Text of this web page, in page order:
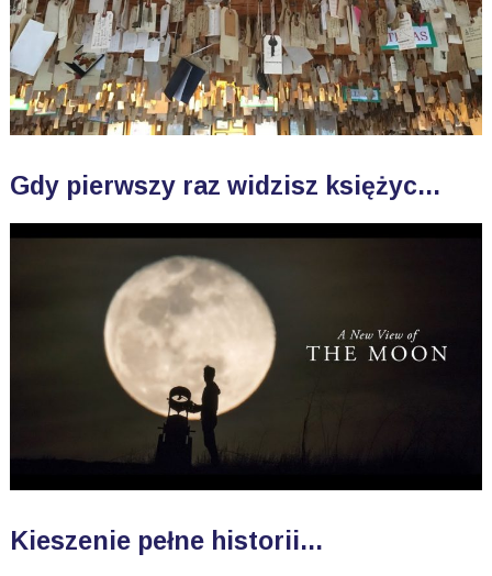
Gdy pierwszy raz widzisz księżyc...
Kieszenie pełne historii...